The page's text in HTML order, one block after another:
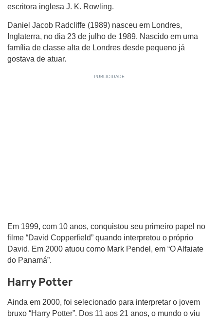
escritora inglesa J. K. Rowling.
Daniel Jacob Radcliffe (1989) nasceu em Londres,
Inglaterra, no dia 23 de julho de 1989. Nascido em uma
família de classe alta de Londres desde pequeno já
gostava de atuar.
Em 1999, com 10 anos, conquistou seu primeiro papel no
filme “David Copperfield” quando interpretou o próprio
David. Em 2000 atuou como Mark Pendel, em “O Alfaiate
do Panamá”.
Harry Potter
Ainda em 2000, foi selecionado para interpretar o jovem
bruxo “Harry Potter”. Dos 11 aos 21 anos, o mundo o viu